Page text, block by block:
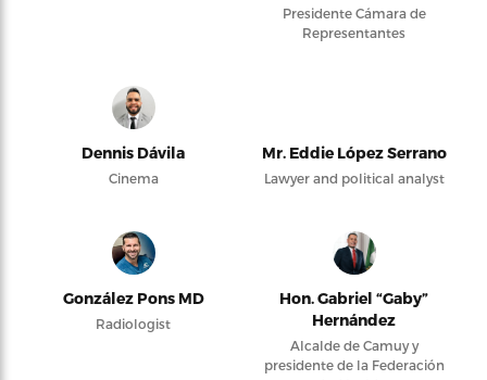
Presidente Cámara de
Representantes
Dennis Dávila
Cinema
Mr. Eddie López Serrano
Lawyer and political analyst
González Pons MD
Radiologist
Hon. Gabriel “Gaby”
Hernández
Alcalde de Camuy y
presidente de la Federación